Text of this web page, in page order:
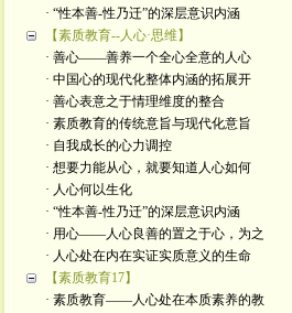
· “性本善-性乃迁”的深层意识内涵
【素质教育--人心·思维】
· 善心——善养一个全心全意的人心
· 中国心的现代化整体内涵的拓展开
· 善心表意之于情理维度的整合
· 素质教育的传统意旨与现代化意旨
· 自我成长的心力调控
· 想要力能从心，就要知道人心如何
· 人心何以生化
· “性本善-性乃迁”的深层意识内涵
· 用心——人心良善的置之于心，为之
· 人心处在内在实证实质意义的生命
【素质教育17】
· 素质教育——人心处在本质素养的教